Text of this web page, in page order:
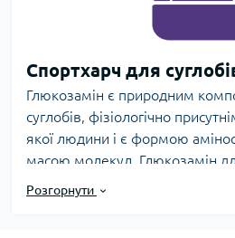
Спортхарч для
Глюкозамін є природним
суглобів, фізіологічно
якої людини і є формою
масою молекул. Глюкозамін
вважається універсальним
Розгорнути